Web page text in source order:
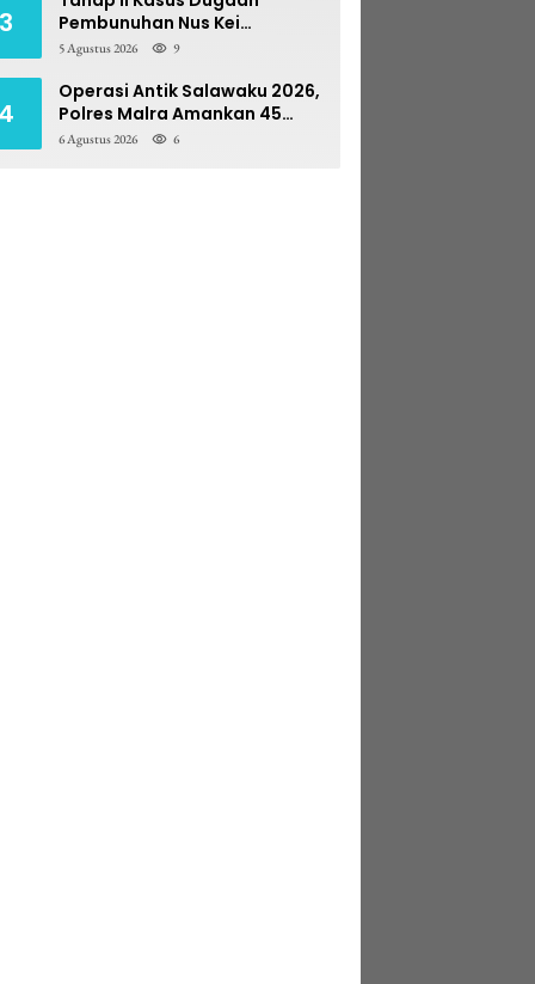
3
Pembunuhan Nus Kei
Dilimpahkan ke PN Ambon
5 Agustus 2026 9
4
Operasi Antik Salawaku 2026,
Polres Malra Amankan 45
Liter Sopi
6 Agustus 2026 6